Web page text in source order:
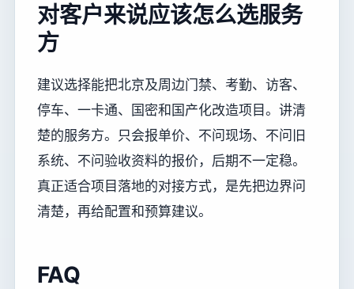
对客户来说应该怎么选服务
方
建议选择能把北京及周边门禁、考勤、访客、
停车、一卡通、国密和国产化改造项目。讲清
楚的服务方。只会报单价、不问现场、不问旧
系统、不问验收资料的报价，后期不一定稳。
真正适合项目落地的对接方式，是先把边界问
清楚，再给配置和预算建议。
FAQ